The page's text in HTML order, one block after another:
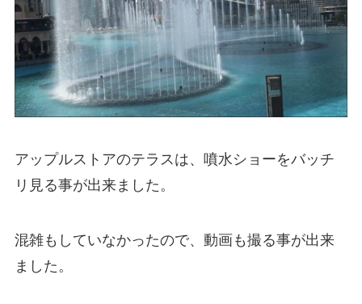
アップルストアのテラスは、噴水ショーをバッチ
リ見る事が出来ました。
混雑もしていなかったので、動画も撮る事が出来
ました。